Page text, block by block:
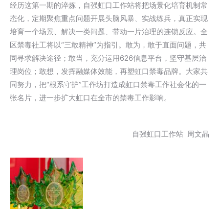
经历这第一期的淬炼，自强虹口工作站将把场景化培育机制常
态化，定期聚焦重点问题开展头脑风暴、实战练兵，真正实现
培育一个场景、解决一类问题、带动一片治理的连锁反应。全
区禁毒社工将以“三敢精神”为指引。敢为，敢于直面问题，共
同寻求解决途径；敢当，充分运用626信息平台，坚守基层治
理岗位；敢想，发挥融媒体效能，再塑虹口禁毒品牌。大家共
同努力，把“根系守护”工作坊打造成虹口禁毒工作社会化的一
张名片，进一步扩大虹口在全市的禁毒工作影响。
自强虹口工作站 周文晶